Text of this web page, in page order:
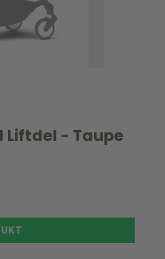
Liftdel - Taupe